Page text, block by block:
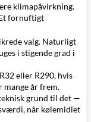
klimapåvirkning.
fornuftigt
valg. Naturligt
i stigende grad i
eller R290, hvis
mange år frem.
grund til det —
når kølemidlet